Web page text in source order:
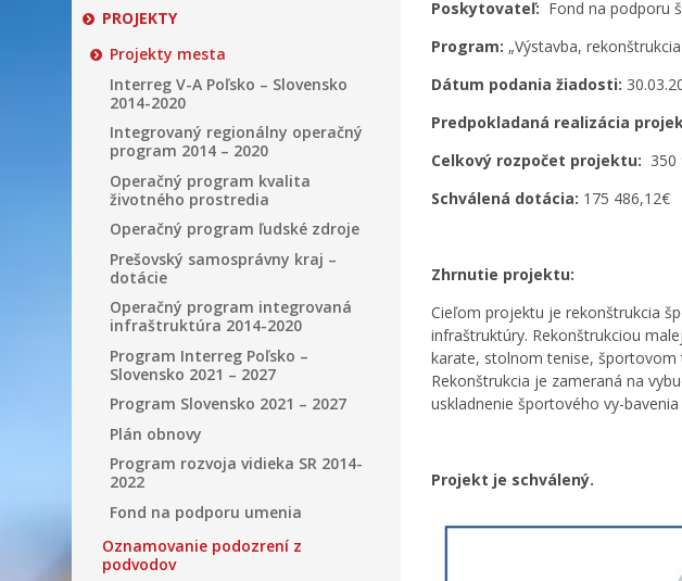
PROJEKTY
Projekty mesta
Interreg V-A Poľsko – Slovensko
2014-2020
Integrovaný regionálny operačný
program 2014 – 2020
Operačný program kvalita
životného prostredia
Operačný program ľudské zdroje
Prešovský samosprávny kraj –
dotácie
Operačný program integrovaná
infraštruktúra 2014-2020
Program Interreg Poľsko –
Slovensko 2021 – 2027
Program Slovensko 2021 – 2027
Plán obnovy
Program rozvoja vidieka SR 2014-
2022
Fond na podporu umenia
Oznamovanie podozrení z
podvodov
Poskytovateľ: Fond na podporu
Program: „Výstavba,
Dátum podania žiadosti:
Predpokladaná realizácia
Celkový rozpočet projektu: 350
Schválená dotácia: 175 486,12€
Zhrnutie projektu:
Cieľom projektu je rekonštrukcia
infraštruktúry. Rekonštrukciou
karate, stolnom tenise, športovom
Rekonštrukcia je zameraná na
uskladnenie športového vy-
Projekt je schválený.